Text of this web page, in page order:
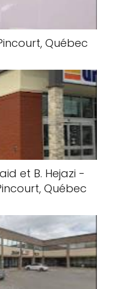
Québec
et B. Hejazi -
Québec